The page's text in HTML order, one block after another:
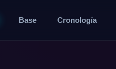
Base Cronología